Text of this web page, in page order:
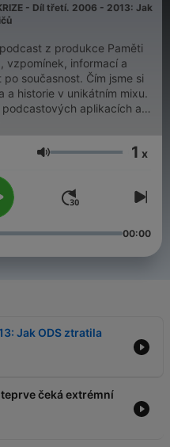
- Díl třetí. 2006 - 2013: Jak
z produkce Paměti
vzpomínek, informací a
současnost. Čím jsme si
a historie v unikátním mixu.
aplikacích a
potkáváme v
o tom, co bylo – i o tom, co
– Dobrovský & Šídlo
tam celé, delší
– budete u toho s námi.
Ένταση 1 x
00:00
Jak ODS ztratila
čeká extrémní